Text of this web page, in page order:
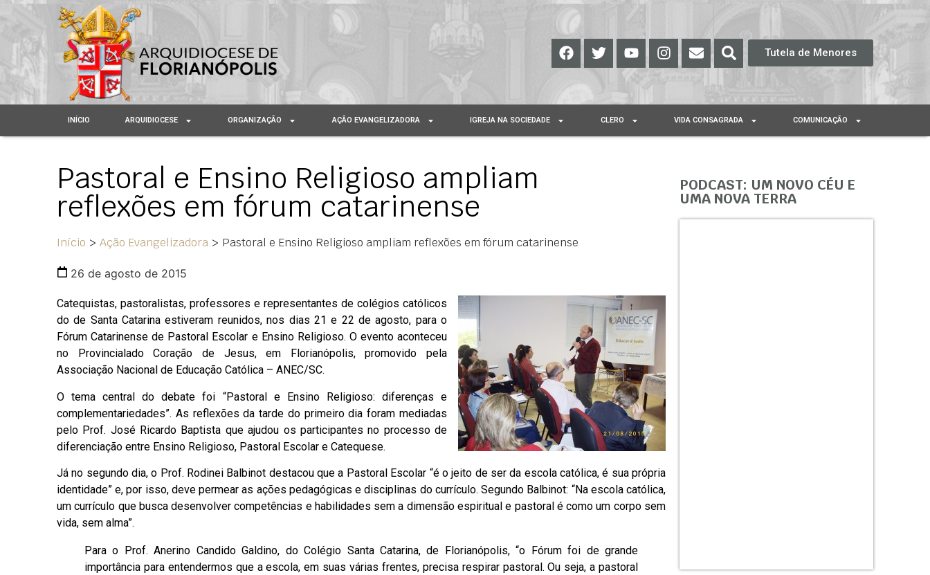
Tutela de Menores
INÍCIO ARQUIDIOCESE ORGANIZAÇÃO AÇÃO EVANGELIZADORA IGREJA NA SOCIEDADE CLERO VIDA CONSAGRADA COMUNICAÇÃO
Pastoral e Ensino Religioso ampliam
reflexões em fórum catarinense
Início > Ação Evangelizadora > Pastoral e Ensino Religioso ampliam reflexões em fórum catarinense
26 de agosto de 2015
Catequistas, pastoralistas, professores e representantes de colégios católicos
do de Santa Catarina estiveram reunidos, nos dias 21 e 22 de agosto, para o
Fórum Catarinense de Pastoral Escolar e Ensino Religioso. O evento aconteceu
no Provincialado Coração de Jesus, em Florianópolis, promovido pela
Associação Nacional de Educação Católica – ANEC/SC.
O tema central do debate foi “Pastoral e Ensino Religioso: diferenças e
complementariedades”. As reflexões da tarde do primeiro dia foram mediadas
pelo Prof. José Ricardo Baptista que ajudou os participantes no processo de
diferenciação entre Ensino Religioso, Pastoral Escolar e Catequese.
Já no segundo dia, o Prof. Rodinei Balbinot destacou que a Pastoral Escolar “é o jeito de ser da escola católica, é sua própria
identidade” e, por isso, deve permear as ações pedagógicas e disciplinas do currículo. Segundo Balbinot: “Na escola católica,
um currículo que busca desenvolver competências e habilidades sem a dimensão espiritual e pastoral é como um corpo sem
vida, sem alma”.
Para o Prof. Anerino Candido Galdino, do Colégio Santa Catarina, de Florianópolis, “o Fórum foi de grande
importância para entendermos que a escola, em suas várias frentes, precisa respirar pastoral. Ou seja, a pastoral
PODCAST: UM NOVO CÉU E
UMA NOVA TERRA